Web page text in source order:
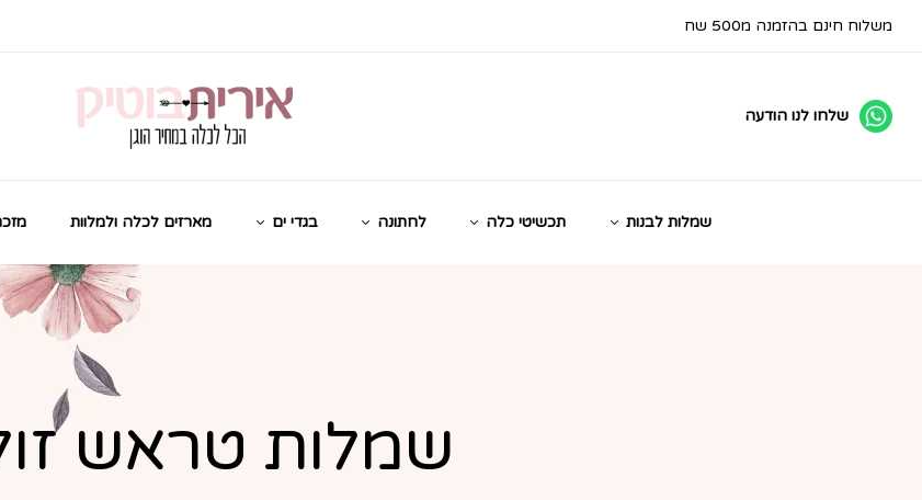
משלוח חינם בהזמנה מ500 שח
שלחו לנו הודעה
שמלות לבנות תכשיטי כלה לחתונה בגדי ים מארזים לכלה ולמלוות
שמלות טראש